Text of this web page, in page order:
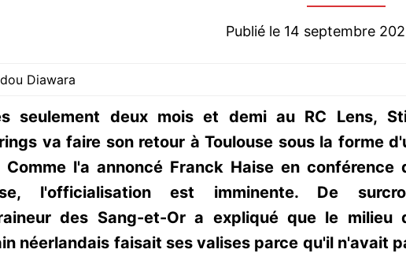
Publié le 14 septembre
Diawara
seulement deux mois et demi au RC Lens,
va faire son retour à Toulouse sous la forme
Comme l'a annoncé Franck Haise en conférence
l'officialisation est imminente. De
des Sang-et-Or a expliqué que le milieu
néerlandais faisait ses valises parce qu'il n'avait